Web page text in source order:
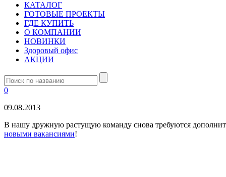
КАТАЛОГ
ГОТОВЫЕ ПРОЕКТЫ
ГДЕ КУПИТЬ
О КОМПАНИИ
НОВИНКИ
Здоровый офис
АКЦИИ
0
09.08.2013
В нашу дружную растущую команду снова требуются
новыми вакансиями!